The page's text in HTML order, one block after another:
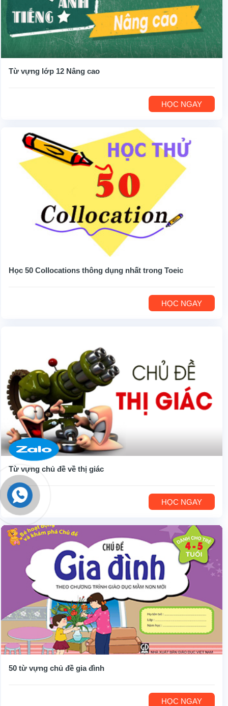
Từ vựng lớp 12 Nâng cao
HỌC NGAY
Học 50 Collocations thông dụng nhất trong Toeic
HỌC NGAY
Từ vựng chủ đề về thị giác
HỌC NGAY
50 từ vựng chủ đề gia đình
HỌC NGAY